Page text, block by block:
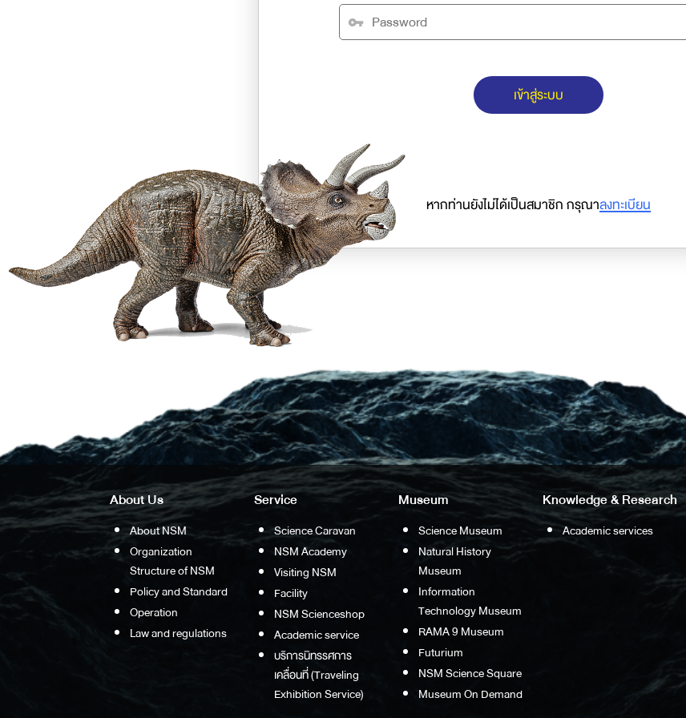
เข้าสู่ระบบ
หากท่านยังไม่ได้เป็นสมาชิก กรุณาลงทะเบียน
About Us
About NSM
Organization
Structure of NSM
Policy and Standard
Operation
Law and regulations
Service
Science Caravan
NSM Academy
Visiting NSM
Facility
NSM Scienceshop
Academic service
บริการนิทรรศการ
เคลื่อนที่ (Traveling
Exhibition Service)
Museum
Science Museum
Natural History
Museum
Information
Technology Museum
RAMA 9 Museum
Futurium
NSM Science Square
Museum On Demand
Knowledge & Research
Academic services